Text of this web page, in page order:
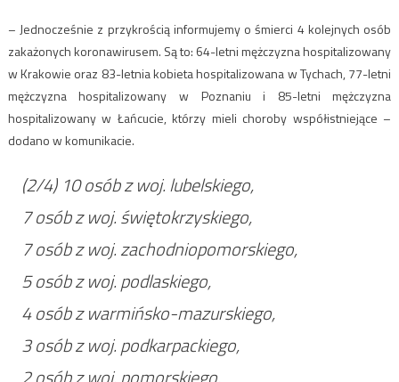
– Jednocześnie z przykrością informujemy o śmierci 4 kolejnych osób
zakażonych koronawirusem. Są to: 64-letni mężczyzna hospitalizowany
w Krakowie oraz 83-letnia kobieta hospitalizowana w Tychach, 77-letni
mężczyzna hospitalizowany w Poznaniu i 85-letni mężczyzna
hospitalizowany w Łańcucie, którzy mieli choroby współistniejące –
dodano w komunikacie.
(2/4) 10 osób z woj. lubelskiego,
7 osób z woj. świętokrzyskiego,
7 osób z woj. zachodniopomorskiego,
5 osób z woj. podlaskiego,
4 osób z warmińsko-mazurskiego,
3 osób z woj. podkarpackiego,